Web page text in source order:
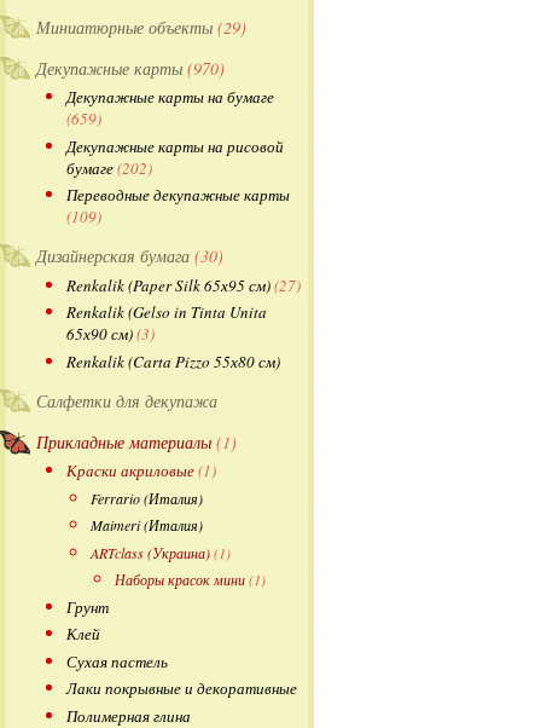
Миниатюрные объекты (29)
Декупажные карты (970)
Декупажные карты на бумаге
(659)
Декупажные карты на рисовой
бумаге(202)
Переводные декупажные карты
(109)
Дизайнерская бумага (30)
Renkalik (Paper Silk 65х95 см)(27)
Renkalik (Gelso in Tinta Unita
65х90 см)(3)
Renkalik (Carta Pizzo 55х80 см)
Салфетки для декупажа
Прикладные материалы (1)
Краски акриловые(1)
Ferrario (Италия)
Maimeri (Италия)
ARTclass (Украина)(1)
Наборы красок мини(1)
Грунт
Клей
Сухая пастель
Лаки покрывные и декоративные
Полимерная глина